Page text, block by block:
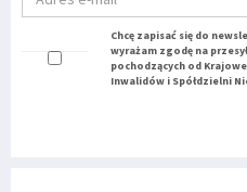
Chcę zapisać się do
wyrażam zgodę na
pochodzących od
Inwalidów i Spółdzielni